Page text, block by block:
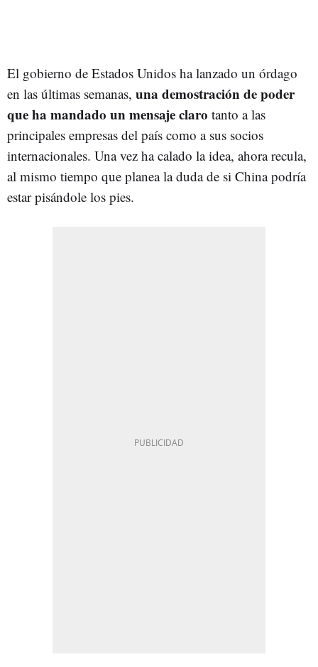
El gobierno de Estados Unidos ha lanzado un órdago
en las últimas semanas, una demostración de poder
que ha mandado un mensaje claro tanto a las
principales empresas del país como a sus socios
internacionales. Una vez ha calado la idea, ahora recula,
al mismo tiempo que planea la duda de si China podría
estar pisándole los pies.